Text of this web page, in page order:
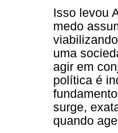
Isso levou
medo
uma
agir em
política é
surge,
quando